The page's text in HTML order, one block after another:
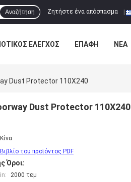
Ζητήστε ένα απόσπασμα
Αναζήτηση
ΈΛΕΓΧΟΣ ΕΠΑΦΉ ΝΈΑ
Dust Protector 110X240
Dust Protector 110X240
Κίνα
Βιβλίο του προϊόντος PDF
Όροι:
2000 τεμ